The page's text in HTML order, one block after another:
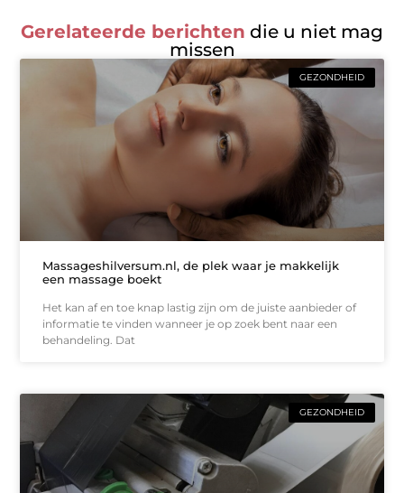
Gerelateerde berichten die u niet mag
missen
GEZONDHEID
Massageshilversum.nl, de plek waar je makkelijk
een massage boekt
Het kan af en toe knap lastig zijn om de juiste aanbieder of
informatie te vinden wanneer je op zoek bent naar een
behandeling. Dat
GEZONDHEID